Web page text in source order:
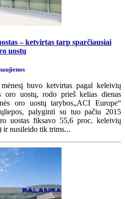
– ketvirtas tarp sparčiausiai
uostų
buvo ketvirtas pagal keleivių
oro uostų, rodo prieš kelias dienas
oro uostų tarybos„ACI Europe“
palyginti su tuo pačiu 2015
uostas fiksavo 55,6 proc. keleivių
ir nusileido tik trims...